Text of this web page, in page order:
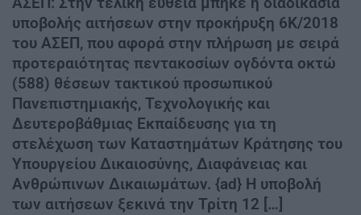
υποβολής αιτήσεων στην προκήρυξη 6Κ/2018
του ΑΣΕΠ, που αφορά στην πλήρωση με σειρά
προτεραιότητας πεντακοσίων ογδόντα οκτώ
(588) θέσεων τακτικού προσωπικού
Πανεπιστημιακής, Τεχνολογικής και
Δευτεροβάθμιας Εκπαίδευσης για τη
στελέχωση των Καταστημάτων Κράτησης του
Υπουργείου Δικαιοσύνης, Διαφάνειας και
Ανθρώπινων Δικαιωμάτων. {ad} Η υποβολή
των αιτήσεων ξεκινά την Τρίτη 12 […]